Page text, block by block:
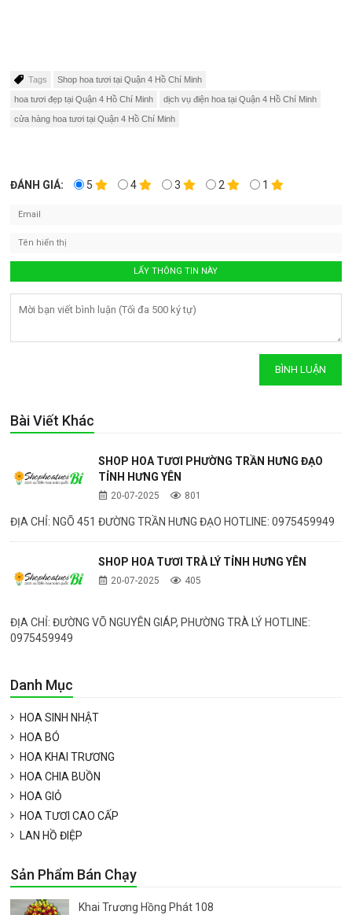
Tags Shop hoa tươi tại Quận 4 Hồ Chí Minh
hoa tươi đẹp tại Quận 4 Hồ Chí Minh dịch vụ điện hoa tại Quận 4 Hồ Chí Minh
cửa hàng hoa tươi tại Quận 4 Hồ Chí Minh
ĐÁNH GIÁ: 5 4 3 2 1
Bài Viết Khác
SHOP HOA TƯƠI PHƯỜNG TRẦN HƯNG ĐẠO
TỈNH HƯNG YÊN
20-07-2025 801
ĐỊA CHỈ: NGÕ 451 ĐƯỜNG TRẦN HƯNG ĐẠO HOTLINE: 0975459949
SHOP HOA TƯƠI TRÀ LÝ TỈNH HƯNG YÊN
20-07-2025 405
ĐỊA CHỈ: ĐƯỜNG VÕ NGUYÊN GIÁP, PHƯỜNG TRÀ LÝ HOTLINE:
0975459949
Danh Mục
HOA SINH NHẬT
HOA BÓ
HOA KHAI TRƯƠNG
HOA CHIA BUỒN
HOA GIỎ
HOA TƯƠI CAO CẤP
LAN HỒ ĐIỆP
Sản Phẩm Bán Chạy
Khai Trương Hồng Phát 108